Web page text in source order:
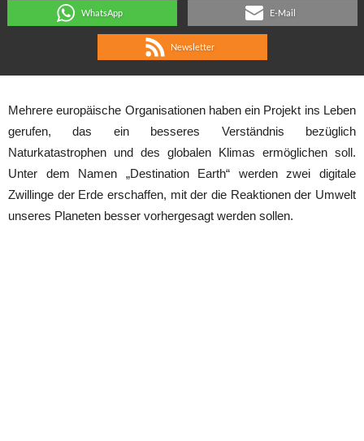
WhatsApp E-Mail
Newsletter
Mehrere europäische Organisationen haben ein Projekt ins Leben
gerufen, das ein besseres Verständnis bezüglich
Naturkatastrophen und des globalen Klimas ermöglichen soll.
Unter dem Namen „Destination Earth“ werden zwei digitale
Zwillinge der Erde erschaffen, mit der die Reaktionen der Umwelt
unseres Planeten besser vorhergesagt werden sollen.